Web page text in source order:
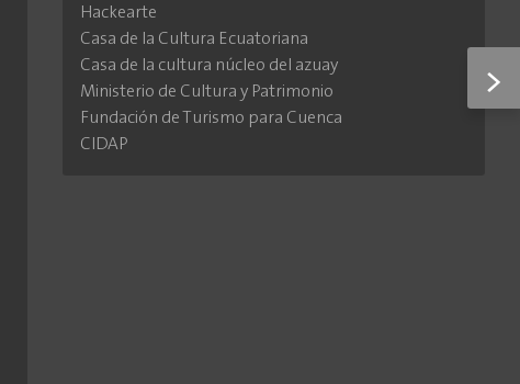
>
Hackearte
Casa de la Cultura Ecuatoriana
Casa de la cultura núcleo del azuay
Ministerio de Cultura y Patrimonio
Fundación de Turismo para Cuenca
CIDAP